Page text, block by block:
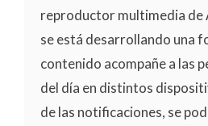
reproductor multimedia de
se está desarrollando una
contenido acompañe a las
del día en distintos
de las notificaciones, se